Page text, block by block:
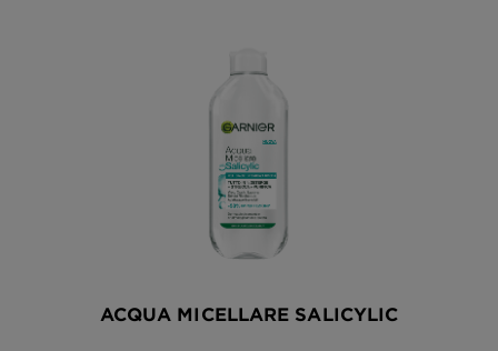
ACQUA MICELLARE SALICYLIC